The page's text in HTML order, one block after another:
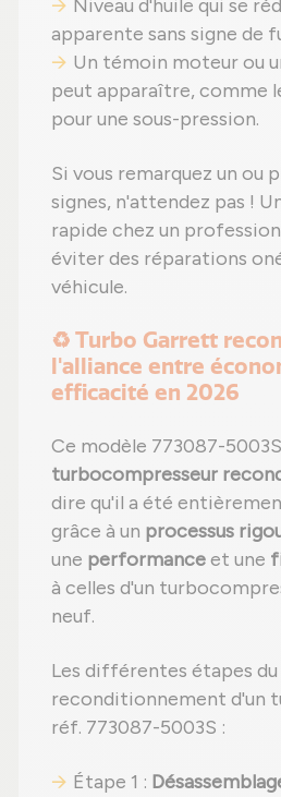
Niveau d'huile qui se
apparente sans signe de
Un témoin moteur ou
peut apparaître, comme
pour une sous-pression.
Si vous remarquez un ou
signes, n'attendez pas !
rapide chez un
éviter des réparations
véhicule.
♻️ Turbo Garrett
l'alliance entre
efficacité en 2026
Ce modèle 773087-
turbocompresseur
dire qu'il a été
grâce à un processus
une performanceet une
à celles d'un
neuf.
Les différentes étapes du
reconditionnement d'un
réf. 773087-5003S :
Étape 1 :